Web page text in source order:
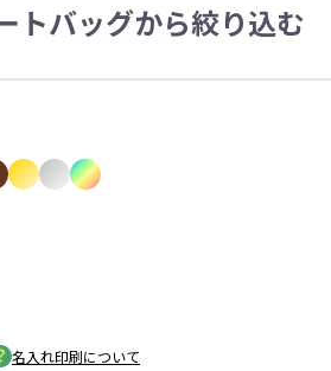
トバッグから絞り込む
名入れ印刷について